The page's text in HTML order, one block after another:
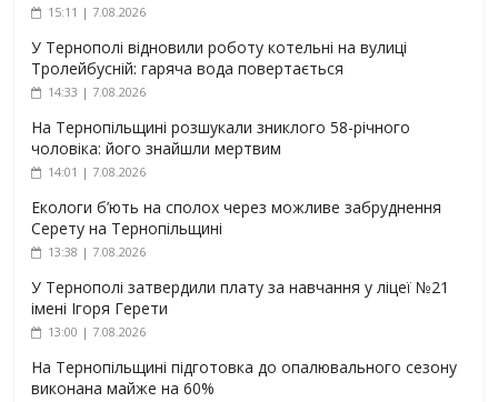
15:11 | 7.08.2026
У Тернополі відновили роботу котельні на вулиці
Тролейбусній: гаряча вода повертається
14:33 | 7.08.2026
На Тернопільщині розшукали зниклого 58-річного
чоловіка: його знайшли мертвим
14:01 | 7.08.2026
Екологи б’ють на сполох через можливе забруднення
Серету на Тернопільщині
13:38 | 7.08.2026
У Тернополі затвердили плату за навчання у ліцеї №21
імені Ігоря Герети
13:00 | 7.08.2026
На Тернопільщині підготовка до опалювального сезону
виконана майже на 60%